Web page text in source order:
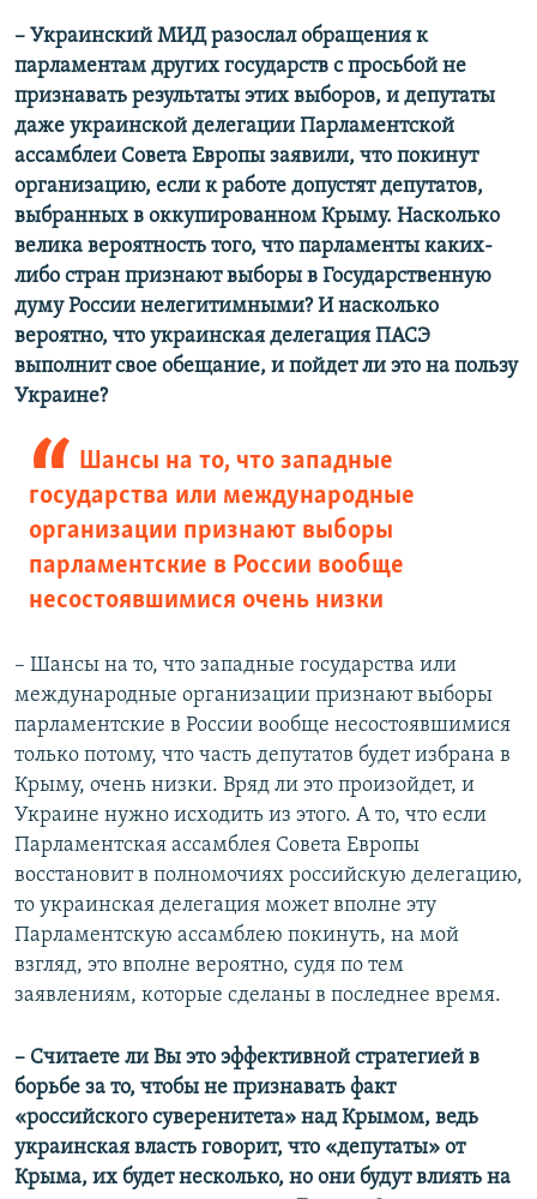
– Украинский МИД разослал обращения к
парламентам других государств с просьбой не
признавать результаты этих выборов, и депутаты
даже украинской делегации Парламентской
ассамблеи Совета Европы заявили, что покинут
организацию, если к работе допустят депутатов,
выбранных в оккупированном Крыму. Насколько
велика вероятность того, что парламенты каких-
либо стран признают выборы в Государственную
думу России нелегитимными? И насколько
вероятно, что украинская делегация ПАСЭ
выполнит свое обещание, и пойдет ли это на пользу
Украине?
Шансы на то, что западные
государства или международные
организации признают выборы
парламентские в России вообще
несостоявшимися очень низки
– Шансы на то, что западные государства или
международные организации признают выборы
парламентские в России вообще несостоявшимися
только потому, что часть депутатов будет избрана в
Крыму, очень низки. Вряд ли это произойдет, и
Украине нужно исходить из этого. А то, что если
Парламентская ассамблея Совета Европы
восстановит в полномочиях российскую делегацию,
то украинская делегация может вполне эту
Парламентскую ассамблею покинуть, на мой
взгляд, это вполне вероятно, судя по тем
заявлениям, которые сделаны в последнее время.
– Считаете ли Вы это эффективной стратегией в
борьбе за то, чтобы не признавать факт
«российского суверенитета» над Крымом, ведь
украинская власть говорит, что «депутаты» от
Крыма, их будет несколько, но они будут влиять на